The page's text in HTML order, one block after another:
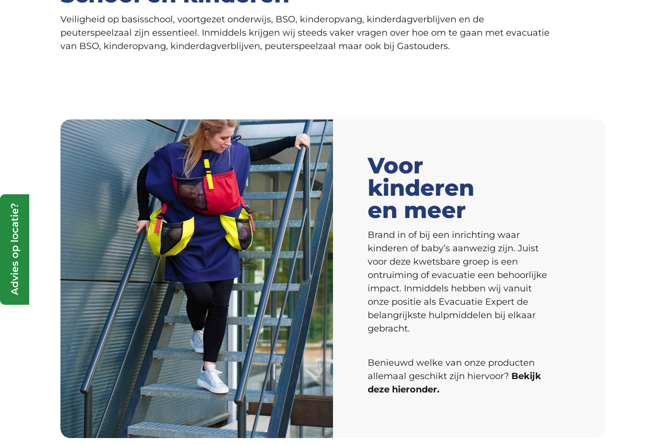
Veiligheid op basisschool, voortgezet onderwijs, BSO, kinderopvang, kinderdagverblijven en de
peuterspeelzaal zijn essentieel. Inmiddels krijgen wij steeds vaker vragen over hoe om te gaan met evacuatie
van BSO, kinderopvang, kinderdagverblijven, peuterspeelzaal maar ook bij Gastouders.
Voor
kinderen
en meer
Brand in of bij een inrichting waar
kinderen of baby’s aanwezig zijn. Juist
voor deze kwetsbare groep is een
ontruiming of evacuatie een behoorlijke
impact. Inmiddels hebben wij vanuit
onze positie als Evacuatie Expert de
belangrijkste hulpmiddelen bij elkaar
gebracht.
Benieuwd welke van onze producten
allemaal geschikt zijn hiervoor? Bekijk
deze hieronder.